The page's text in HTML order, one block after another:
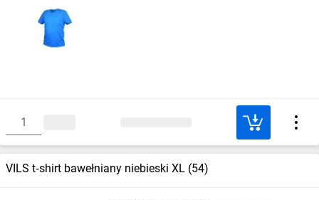
VILS t‑shirt bawełniany niebieski XL (54)